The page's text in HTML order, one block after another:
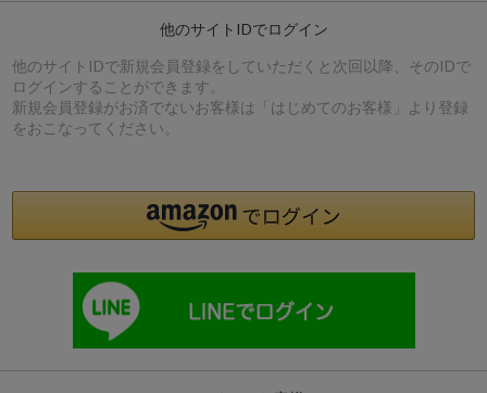
他のサイトIDでログイン
他のサイトIDで新規会員登録をしていただくと次回以降、そのIDで
ログインすることができます。
新規会員登録がお済でないお客様は「はじめてのお客様」より登録
をおこなってください。